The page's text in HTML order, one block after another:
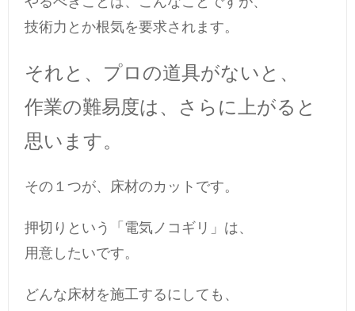
技術力とか根気を要求されます。
それと、プロの道具がないと、
作業の難易度は、さらに上がると
思います。
その１つが、床材のカットです。
押切りという「電気ノコギリ」は、
用意したいです。
どんな床材を施工するにしても、